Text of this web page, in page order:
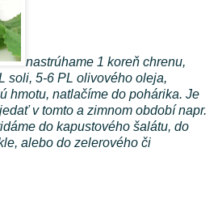
nastrúhame 1 koreň chrenu,
soli, 5-6 PL olivového oleja,
hmotu, natlačíme do pohárika. Je
v tomto a zimnom období napr.
do kapustového šalátu, do
alebo do zelerového či